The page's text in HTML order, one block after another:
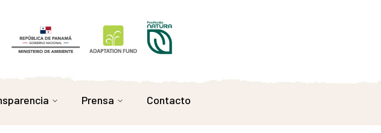
Prensa Contacto